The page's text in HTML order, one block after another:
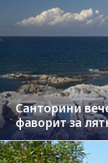
Санторини
фаворит за